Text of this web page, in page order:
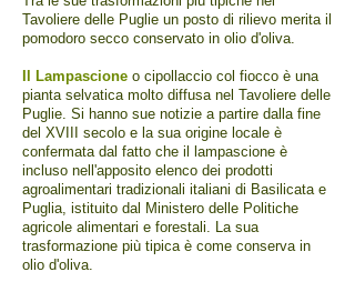
Tavoliere delle Puglie un posto di rilievo merita il
pomodoro secco conservato in olio d'oliva.
Il Lampascione o cipollaccio col fiocco è una
pianta selvatica molto diffusa nel Tavoliere delle
Puglie. Si hanno sue notizie a partire dalla fine
del XVIII secolo e la sua origine locale è
confermata dal fatto che il lampascione è
incluso nell'apposito elenco dei prodotti
agroalimentari tradizionali italiani di Basilicata e
Puglia, istituito dal Ministero delle Politiche
agricole alimentari e forestali. La sua
trasformazione più tipica è come conserva in
olio d'oliva.